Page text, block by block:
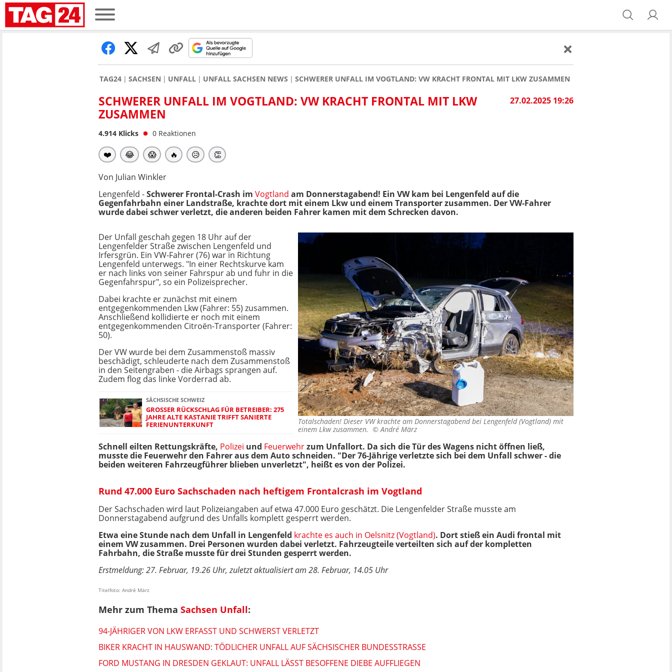
TAG24 SACHSEN UNFALL UNFALL SACHSEN NEWS SCHWERER UNFALL IM VOGTLAND: VW KRACHT FRONTAL MIT LKW ZUSAMMEN
27.02.2025 19:26
SCHWERER UNFALL IM VOGTLAND: VW KRACHT FRONTAL MIT LKW
ZUSAMMEN
4.914 Klicks 0 Reaktionen
❤️ 😂 😱 🔥 😥 👏
Von Julian Winkler
Lengenfeld -Schwerer Frontal-Crash im Vogtland am Donnerstagabend! Ein VW kam bei Lengenfeld auf die
Gegenfahrbahn einer Landstraße, krachte dort mit einem Lkw und einem Transporter zusammen. Der VW-Fahrer
wurde dabei schwer verletzt, die anderen beiden Fahrer kamen mit dem Schrecken davon.
Totalschaden! Dieser VW krachte am Donnerstagabend bei Lengenfeld (Vogtland) mit
einem Lkw zusammen. ©André März
Der Unfall geschah gegen 18 Uhr auf der
Lengenfelder Straße zwischen Lengenfeld und
Irfersgrün. Ein VW-Fahrer (76) war in Richtung
Lengenfeld unterwegs. "In einer Rechtskurve kam
er nach links von seiner Fahrspur ab und fuhr in die
Gegenfahrspur", so ein Polizeisprecher.
Dabei krachte er zunächst mit einem
entgegenkommenden Lkw (Fahrer: 55) zusammen.
Anschließend kollidierte er noch mit einem
entgegenkommenden Citroën-Transporter (Fahrer:
50).
Der VW wurde bei dem Zusammenstoß massiv
beschädigt, schleuderte nach dem Zusammenstoß
in den Seitengraben - die Airbags sprangen auf.
Zudem flog das linke Vorderrad ab.
SÄCHSISCHE SCHWEIZ
GROSSER RÜCKSCHLAG FÜR BETREIBER: 275 J
AHRE ALTE KASTANIE TRIFFT SANIERTE F
ERIENUNTERKUNFT
Schnell eilten Rettungskräfte, Polizei und Feuerwehrzum Unfallort. Da sich die Tür des Wagens nicht öffnen ließ,
musste die Feuerwehr den Fahrer aus dem Auto schneiden. "Der 76-Jährige verletzte sich bei dem Unfall schwer - die
beiden weiteren Fahrzeugführer blieben unverletzt", heißt es von der Polizei.
Rund 47.000 Euro Sachschaden nach heftigem Frontalcrash im Vogtland
Der Sachschaden wird laut Polizeiangaben auf etwa 47.000 Euro geschätzt. Die Lengenfelder Straße musste am
Donnerstagabend aufgrund des Unfalls komplett gesperrt werden.
Etwa eine Stunde nach dem Unfall in Lengenfeld krachte es auch in Oelsnitz (Vogtland). Dort stieß ein Audi frontal mit
einem VW zusammen. Drei Personen wurden dabei verletzt. Fahrzeugteile verteilten sich auf der kompletten
Fahrbahn, die Straße musste für drei Stunden gesperrt werden.
Erstmeldung: 27. Februar, 19.26 Uhr, zuletzt aktualisiert am 28. Februar, 14.05 Uhr
Titelfoto: André März
Mehr zum Thema Sachsen Unfall:
94-JÄHRIGER VON LKW ERFASST UND SCHWERST VERLETZT
BIKER KRACHT IN HAUSWAND: TÖDLICHER UNFALL AUF SÄCHSISCHER BUNDESSTRASSE
FORD MUSTANG IN DRESDEN GEKLAUT: UNFALL LÄSST BESOFFENE DIEBE AUFFLIEGEN